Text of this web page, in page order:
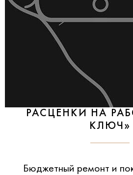
РАСЦЕНКИ НА
КЛЮЧ»
Бюджетный ремонт и